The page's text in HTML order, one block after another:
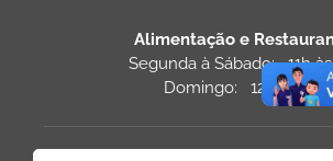
Alimentação e
Segunda à Sábado: 11h
Domingo: 12h às 22h